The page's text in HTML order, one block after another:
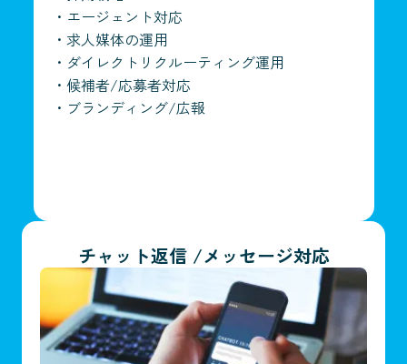
・ エージェント対応
・ 求人媒体の運用
・ ダイレクトリクルーティング運用
・ 候補者/応募者対応
・ ブランディング/広報
チャット返信 /メッセージ対応